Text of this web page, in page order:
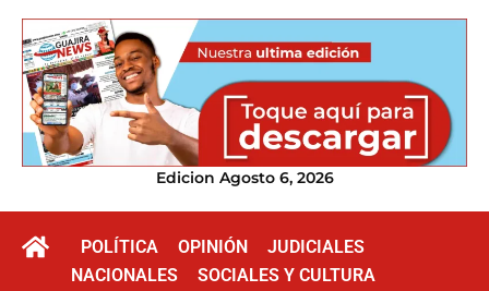
Edicion Agosto 6, 2026
POLÍTICA OPINIÓN
JUDICIALES
NACIONALES
SOCIALES Y CULTURA